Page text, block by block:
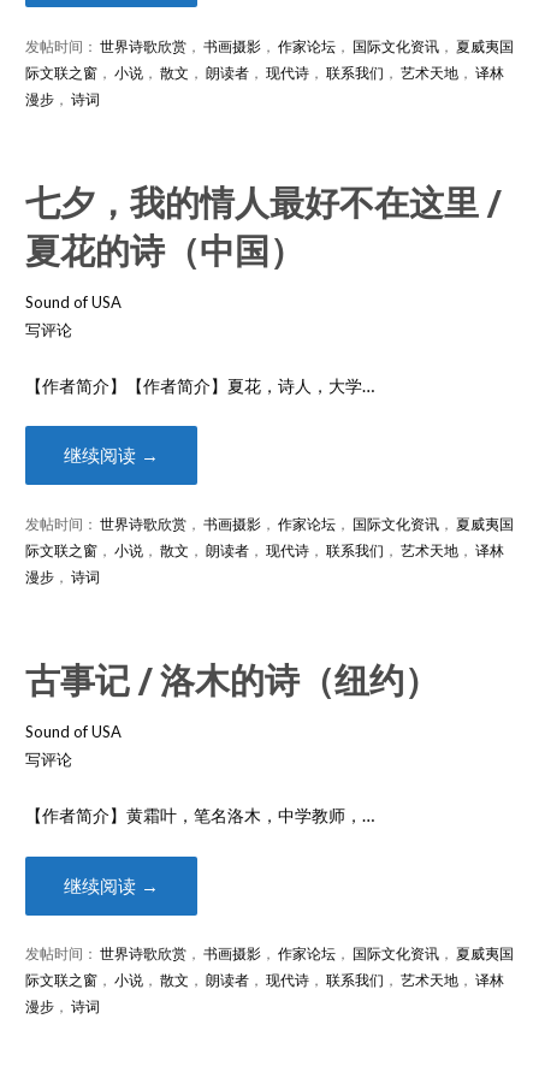
发帖时间： 世界诗歌欣赏， 书画摄影， 作家论坛， 国际文化资讯， 夏威夷国
际文联之窗， 小说， 散文 ， 朗读者， 现代诗， 联系我们 ， 艺术天地， 译林
漫步， 诗词
七夕，我的情人最好不在这里 /
夏花的诗（中国）
Sound of USA
写评论
【作者简介】【作者简介】夏花，诗人，大学…
继续阅读 →
发帖时间： 世界诗歌欣赏， 书画摄影， 作家论坛， 国际文化资讯， 夏威夷国
际文联之窗， 小说， 散文 ， 朗读者， 现代诗， 联系我们 ， 艺术天地， 译林
漫步， 诗词
古事记 / 洛木的诗（纽约）
Sound of USA
写评论
【作者简介】黄霜叶，笔名洛木，中学教师，…
继续阅读 →
发帖时间： 世界诗歌欣赏， 书画摄影， 作家论坛， 国际文化资讯， 夏威夷国
际文联之窗， 小说， 散文 ， 朗读者， 现代诗， 联系我们 ， 艺术天地， 译林
漫步， 诗词